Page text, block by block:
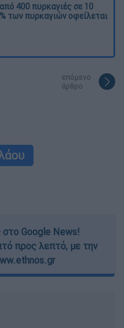
400 πυρκαγιές σε 10
των πυρκαγιών οφείλεται
επόμενο
άρθρο
Google News!
προς λεπτό, με την